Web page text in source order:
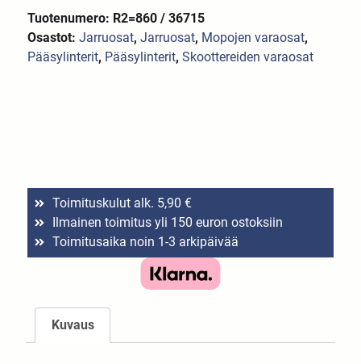
Tuotenumero: R2=860 / 36715
Osastot:Jarruosat,Jarruosat, Mopojen varaosat,
Pääsylinterit, Pääsylinterit,Skoottereiden varaosat
Toimituskulut alk. 5,90 €
Ilmainen toimitus yli 150 euron ostoksiin
Toimitusaika noin 1-3 arkipäivää
Kuvaus